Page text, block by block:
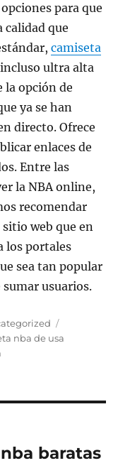
para que
calidad que
camiseta
ultra alta
la opción de
ya se han
directo. Ofrece
enlaces de
Entre las
la NBA online,
recomendar
web que en
los portales
sea tan popular
usuarios.
nba de usa
baratas